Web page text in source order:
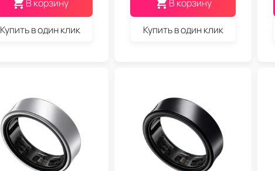
В корзину
Купить в один клик
В корзину
Купить в один клик